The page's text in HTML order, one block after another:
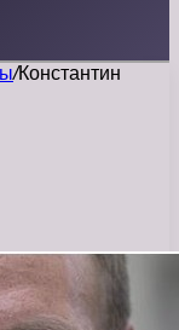
/Константин